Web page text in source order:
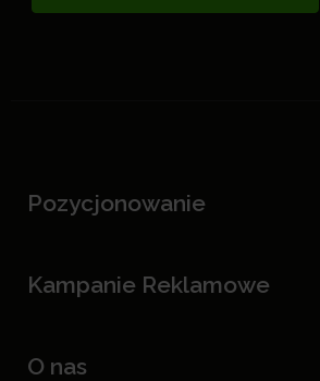
Pozycjonowanie
Kampanie Reklamowe
O nas